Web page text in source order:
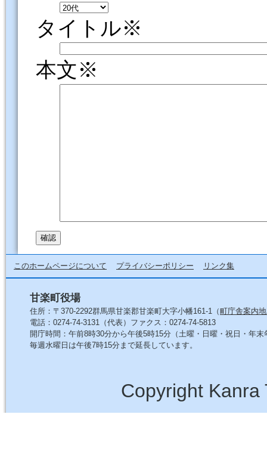
タイトル※
本文※
このホームページについて プライバシーポリシー リンク集
甘楽町役場
住所：〒370-2292群馬県甘楽郡甘楽町大字小幡161-1（町庁舎案内
電話：0274-74-3131（代表）ファクス：0274-74-5813
開庁時間：午前8時30分から午後5時15分（土曜・日曜・祝日・年末
毎週水曜日は午後7時15分まで延長しています。
Copyright Kanra